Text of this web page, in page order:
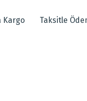
veya görüntülenemiyor.
Kargo Taksitle